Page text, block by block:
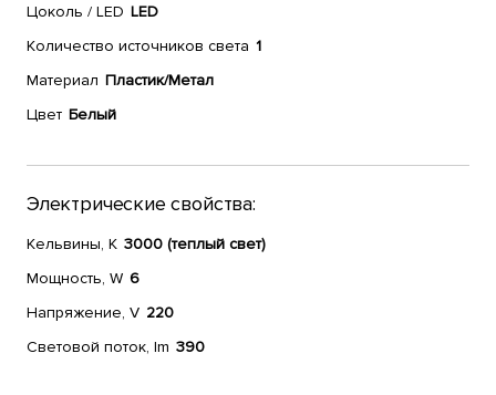
Цоколь / LED LED
Количество источников света 1
Материал Пластик/Метал
Цвет Белый
Электрические свойства:
Кельвины, К 3000 (теплый свет)
Мощность, W 6
Напряжение, V 220
Световой поток, lm 390